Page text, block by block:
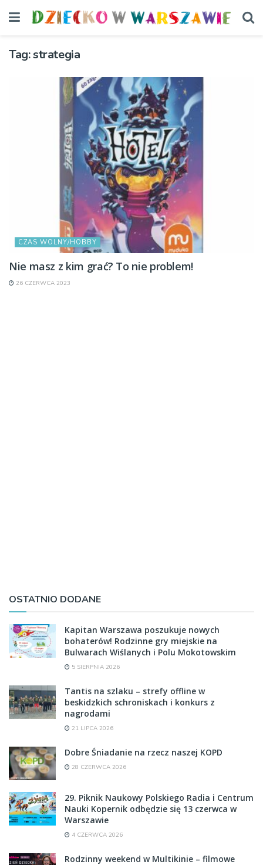
Tag:strategia
CZAS WOLNY/HOBBY
Nie masz z kim grać? To nie problem!
26 CZERWCA 2023
OSTATNIO DODANE
Kapitan Warszawa poszukuje nowych
bohaterów! Rodzinne gry miejskie na
Bulwarach Wiślanych i Polu Mokotowskim
5 SIERPNIA 2026
Tantis na szlaku – strefy offline w
beskidzkich schroniskach i konkurs z
nagrodami
21 LIPCA 2026
Dobre Śniadanie na rzecz naszej KOPD
28 CZERWCA 2026
29. Piknik Naukowy Polskiego Radia i Centrum
Nauki Kopernik odbędzie się 13 czerwca w
Warszawie
4 CZERWCA 2026
Rodzinny weekend w Multikinie – filmowe